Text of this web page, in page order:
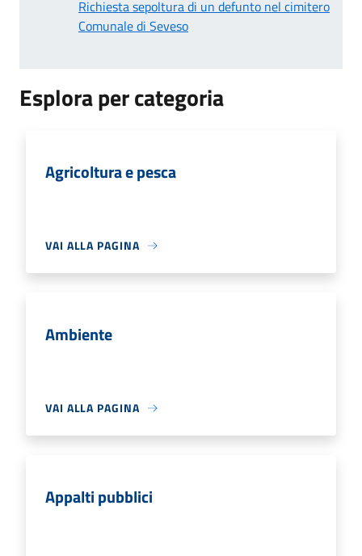
Richiesta sepoltura di un defunto nel cimitero
Comunale di Seveso
Esplora per categoria
Agricoltura e pesca
VAI ALLA PAGINA
Ambiente
VAI ALLA PAGINA
Appalti pubblici